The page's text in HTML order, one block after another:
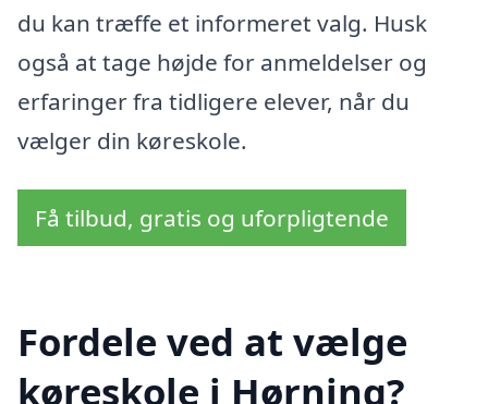
du kan træffe et informeret valg. Husk
også at tage højde for anmeldelser og
erfaringer fra tidligere elever, når du
vælger din køreskole.
Få tilbud, gratis og uforpligtende
Fordele ved at vælge
køreskole i Hørning?